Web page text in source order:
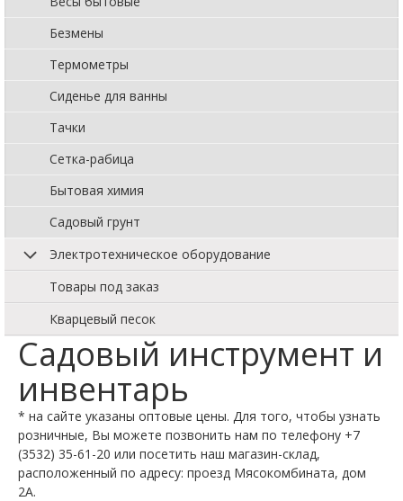
Безмены
Термометры
Сиденье для ванны
Тачки
Сетка-рабица
Бытовая химия
Садовый грунт
Электротехническое оборудование
Товары под заказ
Кварцевый песок
Садовый инструмент и
инвентарь
* на сайте указаны оптовые цены. Для того, чтобы узнать
розничные, Вы можете позвонить нам по телефону +7
(3532) 35-61-20 или посетить наш магазин-склад,
расположенный по адресу: проезд Мясокомбината, дом
2А.